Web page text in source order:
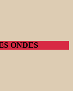
ONDES